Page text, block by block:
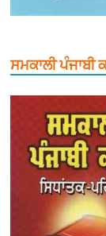
ਸਮਕਾਲੀ ਪੰਜਾਬੀ